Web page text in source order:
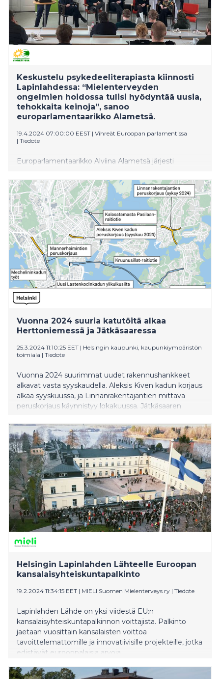
Keskustelu psykedeeliterapiasta kiinnosti
Lapinlahdessa: “Mielenterveyden
ongelmien hoidossa tulisi hyödyntää uusia,
tehokkaita keinoja”, sanoo
europarlamentaarikko Alametsä.
19.4.2024 07:00:00 EEST | Vihreät Euroopan parlamentissa
| Tiedote
Europarlamentaarikko Alviina Alametsä järjesti
keskustelutilaisuuden koskien psykedeeliavusteista
terapiaa mielenterveyden hoidossa. Tapahtumassa
kuultiin myös alan asiantuntijoita, lääkäreitä ja
tutkijoita.
Vuonna 2024 suuria katutöitä alkaa
Herttoniemessä ja Jätkäsaaressa
25.3.2024 11:10:25 EET | Helsingin kaupunki, kaupunkiympäristön
toimiala | Tiedote
Vuonna 2024 suurimmat uudet rakennushankkeet
alkavat vasta syyskaudella. Aleksis Kiven kadun korjaus
alkaa syyskuussa, ja Linnanrakentajantien mittava
peruskorjaus käynnistyy lokakuussa. Jätkäsaaren
Helsingin Lapinlahden Lähteelle Euroopan
kansalaisyhteiskuntapalkinto
19.2.2024 11:34:15 EET | MIELI Suomen Mielenterveys ry | Tiedote
Lapinlahden Lähde on yksi viidestä EU:n
kansalaisyhteiskuntapalkinnon voittajista. Palkinto
jaetaan vuosittain kansalaisten voittoa
tavoittelemattomille ja innovatiivisille projekteille, jotka
edistävät eurooppalaisia arvoja.